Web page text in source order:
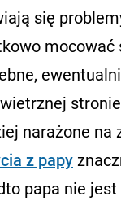
się
mocować
narażone na
z papy
papa nie